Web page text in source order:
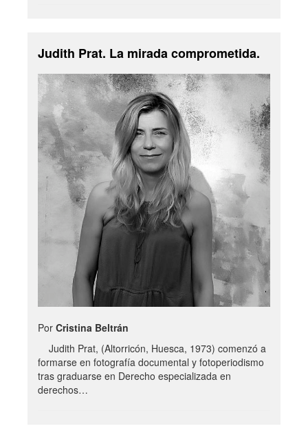
Judith Prat. La mirada comprometida.
Por Cristina Beltrán
Judith Prat, (Altorricón, Huesca, 1973) comenzó a
formarse en fotografía documental y fotoperiodismo
tras graduarse en Derecho especializada en
derechos…